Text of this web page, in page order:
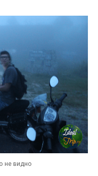
не видно